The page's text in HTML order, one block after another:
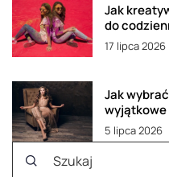
Jak
do
17 lipca 2026
Jak
wyjątkowe
5 lipca 2026